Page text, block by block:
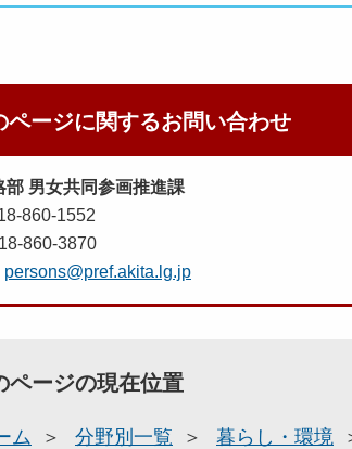
ページに関するお問い合わせ
部 男女共同参画推進課
860-1552
860-3870
persons@pref.akita.lg.jp
ページの現在位置
ム 分野別一覧 暮らし・環境